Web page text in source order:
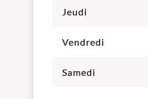
Jeudi
Vendredi
Samedi